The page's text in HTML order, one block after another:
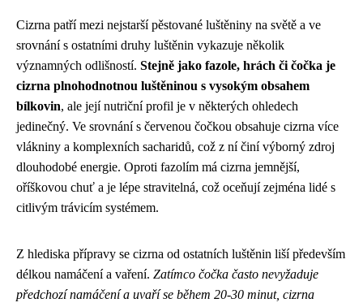
Cizrna patří mezi nejstarší pěstované luštěniny na světě a ve
srovnání s ostatními druhy luštěnin vykazuje několik
významných odlišností. Stejně jako fazole, hrách či čočka je
cizrna plnohodnotnou luštěninou s vysokým obsahem
bílkovin, ale její nutriční profil je v některých ohledech
jedinečný. Ve srovnání s červenou čočkou obsahuje cizrna více
vlákniny a komplexních sacharidů, což z ní činí výborný zdroj
dlouhodobé energie. Oproti fazolím má cizrna jemnější,
oříškovou chuť a je lépe stravitelná, což oceňují zejména lidé s
citlivým trávicím systémem.
Z hlediska přípravy se cizrna od ostatních luštěnin liší především
délkou namáčení a vaření. Zatímco čočka často nevyžaduje
předchozí namáčení a uvaří se během 20-30 minut, cizrna